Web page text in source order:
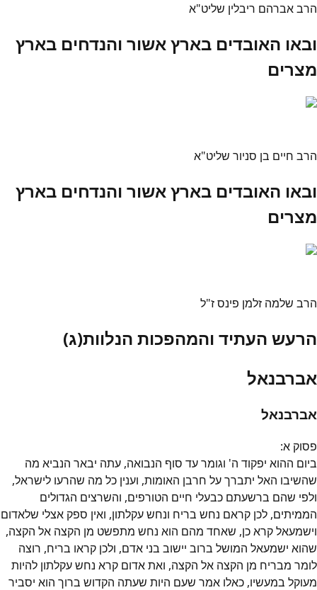
הרב אברהם ריבלין שליט"א
ובאו האובדים בארץ אשור והנדחים בארץ
מצרים
הרב חיים בן סניור שליט"א
ובאו האובדים בארץ אשור והנדחים בארץ
מצרים
הרב שלמה זלמן פינס ז"ל
הרעש העתיד והמהפכות הנלוות(ג)
אברבנאל
אברבנאל
פסוק א:
ביום ההוא יפקוד ה' וגומר עד סוף הנבואה, עתה יבאר הנביא מה
שהשיבו האל יתברך על חרבן האומות, וענין כל מה שהרעו לישראל,
ולפי שהם ברשעתם כבעלי חיים הטורפים, והשרצים הגדולים
הממיתים, לכן קראם נחש בריח ונחש עקלתון, ואין ספק אצלי שלאדום
וישמעאל קרא כן, שאחד מהם הוא נחש מתפשט מן הקצה אל הקצה,
שהוא ישמעאל המושל ברוב יישוב בני אדם, ולכן קראו בריח, רוצה
לומר מבריח מן הקצה אל הקצה, ואת אדום קרא נחש עקלתון להיות
מעוקל במעשיו, כאלו אמר שעם היות שעתה הקדוש ברוך הוא יסביר